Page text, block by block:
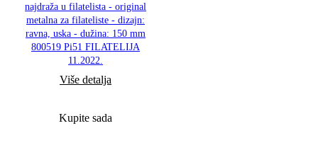
najdraža u filatelista - original
metalna za filateliste - dizajn:
ravna, uska - dužina: 150 mm
800519 Pi51 FILATELIJA
11.2022.
Više detalja
Kupite sada